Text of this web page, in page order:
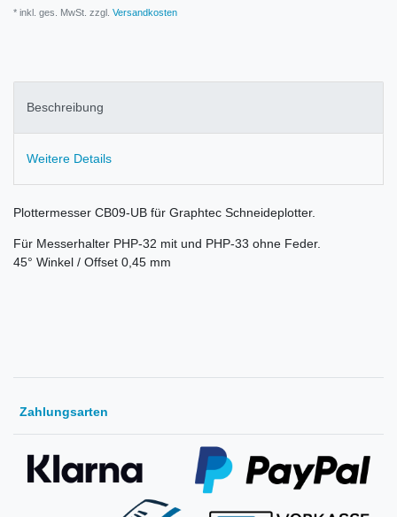
* inkl. ges. MwSt. zzgl. Versandkosten
Beschreibung
Weitere Details
Plottermesser CB09-UB für Graphtec Schneideplotter.
Für Messerhalter PHP-32 mit und PHP-33 ohne Feder.
45° Winkel / Offset 0,45 mm
Zahlungsarten